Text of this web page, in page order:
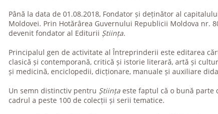
Până la data de 01.08.2018, Fondator și deținător al
Moldovei. Prin Hotărârea Guvernului Republicii Moldova nr.
devenit fondator al Editurii Știința.
Principalul gen de activitate al Întreprinderii este editarea
clasică și contemporană, critică și istorie literară, artă și
și medicină, enciclopedii, dicționare, manuale și auxiliare
Un semn distinctiv pentru Științaeste faptul că o bună
cadrul a peste 100 de colecții și serii tematice.